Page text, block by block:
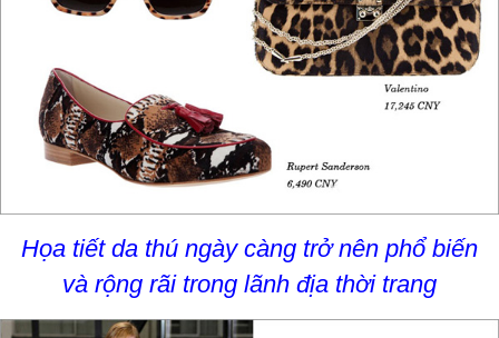
Họa tiết da thú ngày càng trở nên phổ biến
và rộng rãi trong lãnh địa thời trang